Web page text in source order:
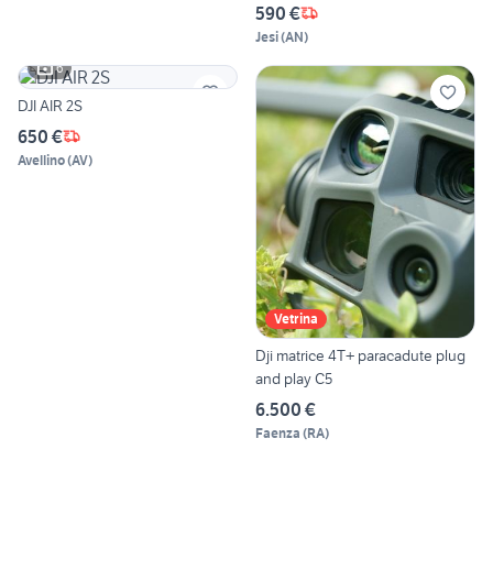
590 €
Jesi(AN)
6
DJI AIR 2S
650 €
Avellino(AV)
Vetrina
Dji matrice 4T+ paracadute plug
and play C5
6.500 €
Faenza (RA)